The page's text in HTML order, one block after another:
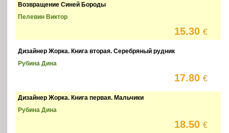
Возвращение Синей Бороды
Пелевин Виктор
15.30€
Дизайнер Жорка. Книга вторая. Серебряный рудник
Рубина Дина
17.80€
Дизайнер Жорка. Книга первая. Мальчики
Рубина Дина
18.50€